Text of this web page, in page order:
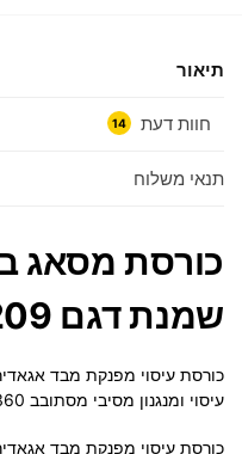
תיאור
חוות דעת 14
תנאי משלוח
כורסת מסאג
שמנת דגם KD-7209
כורסת עיסוי מפנקת מבד
עיסוי ומנגנון מסיבי מסתובב 360 מעלות ונדנוד דגם לונה פירימיום !
כורסת עיסוי מפנקת מבד